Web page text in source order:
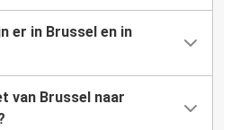
er in Brussel en in
van Brussel naar